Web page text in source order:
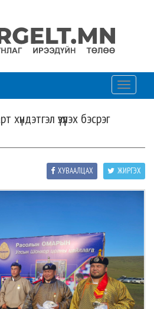
Toggle
үзүүлэх бэсрэг
ЖИРГЭХ
ХУВААЛЦАХ